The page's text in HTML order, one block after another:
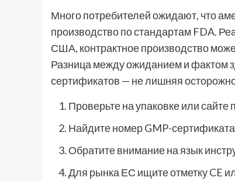
Много потребителей ожидают, что
производство по стандартам FDA.
США, контрактное производство
Разница между ожиданием и фактом
сертификатов — не лишняя
Проверьте на упаковке или
Найдите номер GMP-
Обратите внимание на язык
Для рынка ЕС ищите отметку CE